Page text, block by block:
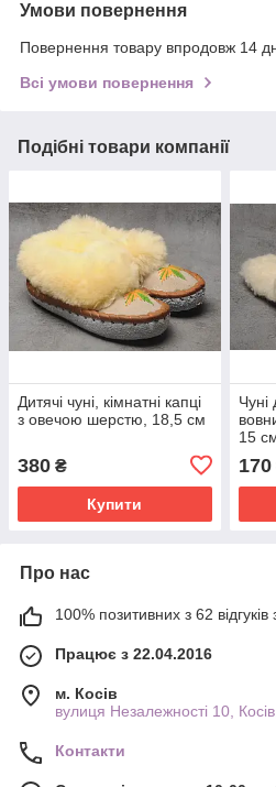
Умови повернення
Повернення товару впродовж 14
Всі умови повернення
Подібні товари компанії
Дитячі чуні, кімнатні капці
з овечою шерстю, 18,5 см
380 ₴
Купити
Чуні
15
170
Про нас
100% позитивних з 62 відгуків
Працює з 22.04.2016
м. Косів
вулиця Незалежності 10,
Контакти